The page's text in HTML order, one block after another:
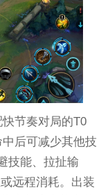
节奏对局的T0
后可减少其他技
技能、拉扯输
远程消耗。出装